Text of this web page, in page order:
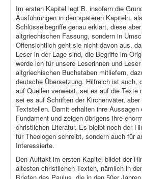
Im ersten Kapitel legt B. insofern die
Ausführungen in den späteren Kapiteln,
Schlüsselbegriffe genau erklärt, diese
altgriechischen Fassung, sondern in
Offensichtlich geht sie nicht davon aus,
Leser in der Lage sind, die Begriffe im
werde ich für unsere Leserinnen und
altgriechischen Buchstaben mitliefern,
deutsche Übersetzung. Hilfreich ist auch,
auf Quellen verweist, sei es auf die Texte
sei es auf Schriften der Kirchenväter,
Textstellen. Damit erhalten ihre
Fundament und zeigen übrigens ihre
christlichen Literatur. Es bleibt noch der
für Theologen schreibt, sondern auch für
Interessierte.
Den Auftakt im ersten Kapitel bildet der
ältesten christlichen Texten, nämlich in